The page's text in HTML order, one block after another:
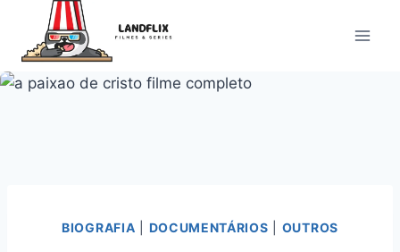
Conteúdo
BIOGRAFIA DOCUMENTÁRIOS OUTROS